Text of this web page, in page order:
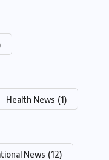
Health News (1)
News (12)